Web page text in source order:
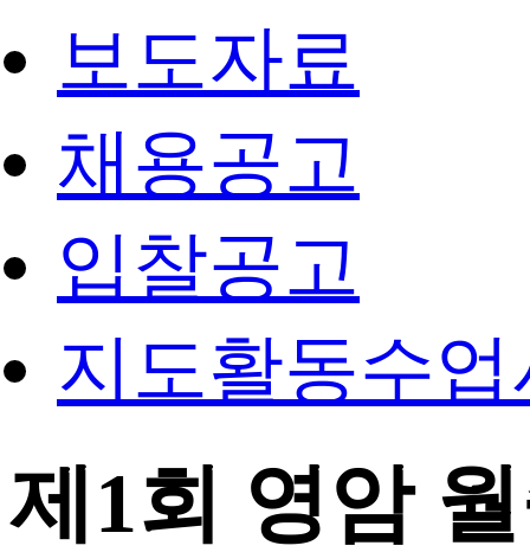
보도자료
채용공고
입찰공고
지도활동수
제1회 영암